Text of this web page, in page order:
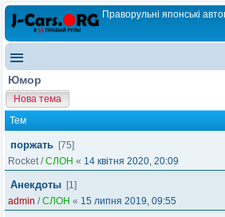
Праворульні японські
Юмор
Нова тема
Тем
поржать [75]
Rocket/СЛОН « 14 квітня 2020, 20:09
Анекдоты [1]
admin /СЛОН « 15 липня 2019, 09:55